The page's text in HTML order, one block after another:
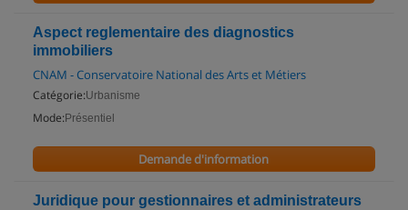
Aspect reglementaire des diagnostics
immobiliers
CNAM - Conservatoire National des Arts et Métiers
Catégorie:Urbanisme
Mode: Présentiel
Demande d'information
Juridique pour gestionnaires et administrateurs